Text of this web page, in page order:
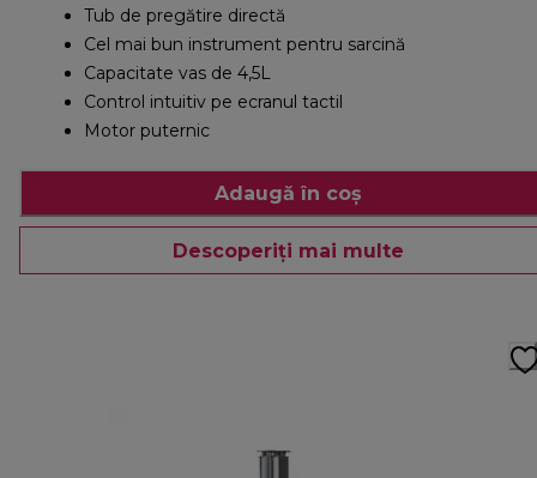
Tub de pregătire directă
Cel mai bun instrument pentru sarcină
Capacitate vas de 4,5L
Control intuitiv pe ecranul tactil
Motor puternic
Adaugă în coș
Descoperiți mai multe